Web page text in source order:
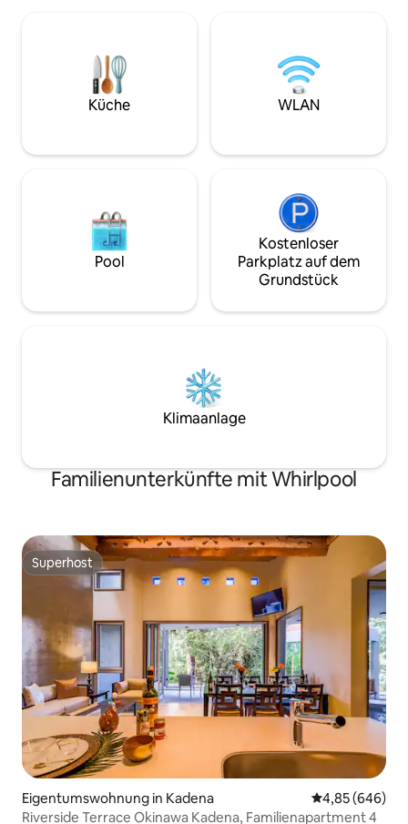
und ein Bett-Spa. Bitte setze dich
während deines Aufenthalts gern mit
dem Gastgeber in Verbindung und lass
uns wissen, was du dir wünschst, und
außerdem den separaten Abschnitt
steht gegen eine separate Gebühr zur
Verfügung. ✴︎ Die Fotos des gesamten
Gasthauses zeigen, dass die Zimmer an
der Oberfläche verbunden sind, aber
einer [Einzelgebäude-Vermietung]
um ein Holzgebäude handelt, ist die
Struktur so, dass der Schall leicht in den
nächsten Raum gelangt. Es gibt keinen
Geländer auf dem Balkon im zweiten
Stock breit ist. Vor der Terrasse im
Sie für Kinder im Alter von 12 Jahren
oder jünger buchen.
und du kannst
frische Eier
frischen Eier
Stock besuchen.
Schulter,
halte einen
und wickle dir
für ein
Erwachsene
Familie eine Zeit,
mit frischen
2 Personen,
Küche WLAN
Pool
Kostenloser
Parkplatz auf dem
Grundstück
Klimaanlage
Familienunterkünfte mit Whirlpool
Superhost
Superhost
Eigentumswohnung in Kadena
4,85 (646)
Riverside Terrace Okinawa Kadena, Familienapartment 4